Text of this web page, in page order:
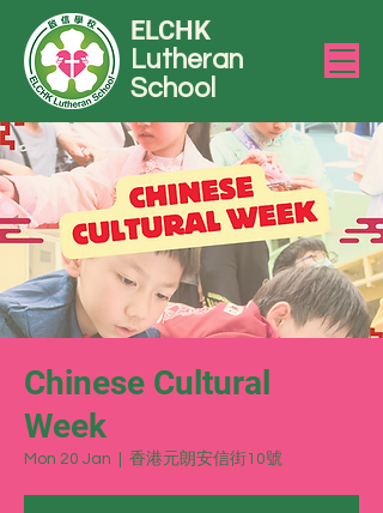
ELCHK
Lutheran
School
Chinese Cultural
Week
Mon 20 Jan 香港元朗安信街10號